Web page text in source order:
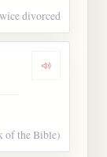
divorced
Dengarkan
of the Bible)